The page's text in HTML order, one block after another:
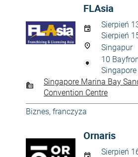
FLAsia
Sierpień
Sierpień
Singapur
10
Singapore Marina Bay
Convention Centre
Biznes, franczyza
Ornaris
Sierpień